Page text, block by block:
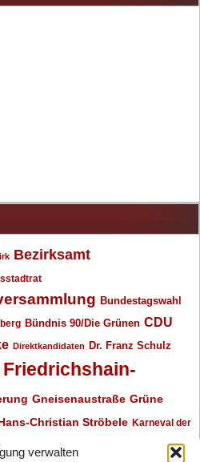
verwalten
Bezirksamt
Bundestagswahl
Bündnis 90/Die Grünen CDU
Direktkandidaten Dr. Franz Schulz
Friedrichshain-
Gneisenaustraße Grüne
Christian Ströbele Karneval der